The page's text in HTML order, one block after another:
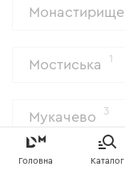
Монастирище
Мостиська 1
Мукачево 3
1
Головна Каталог